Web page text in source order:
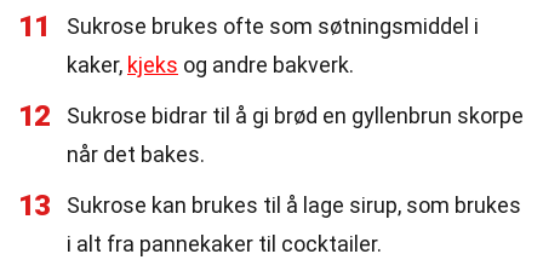
11
Sukrose brukes ofte som søtningsmiddel i
kaker, kjeks og andre bakverk.
12
Sukrose bidrar til å gi brød en gyllenbrun skorpe
når det bakes.
13
Sukrose kan brukes til å lage sirup, som brukes
i alt fra pannekaker til cocktailer.